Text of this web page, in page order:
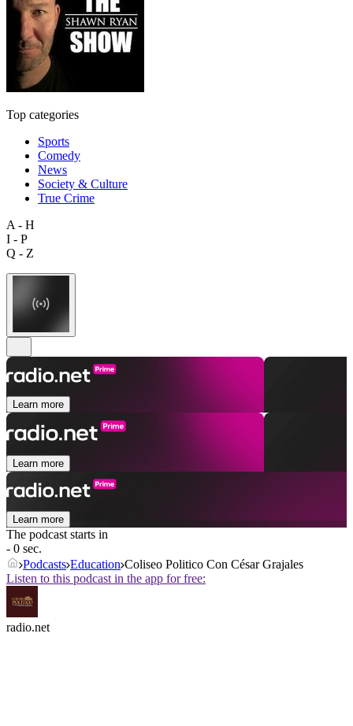
Top categories
Sports
Comedy
News
Society & Culture
True Crime
A - H
I - P
Q - Z
Learn more
Learn more
Learn more
The podcast starts in
- 0 sec.
Podcasts Education Coliseo Politico Con César Grajales
Listen to this podcast in the app for free:
radio.net